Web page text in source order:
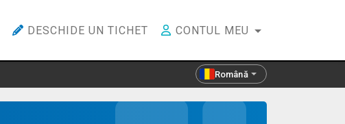
DESCHIDE UN TICHET CONTUL MEU
Română